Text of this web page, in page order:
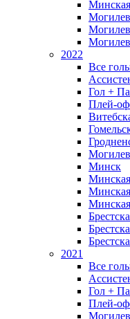
2022
Все
Гол +
Плей-
Минск
2021
Все
Гол +
Плей-